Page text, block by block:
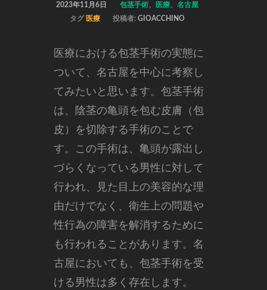
2023年11月6日 包茎手術、 医療、 名古屋
タグ 医療 投稿者: GIOACCHINO
医療における包茎手術の実態に
ついて、名古屋を中心に考察し
てみたいと思います。 包茎手術
は、陰茎の亀頭を包む皮膚（包
皮）を切除する手術のことで
す。この手術は、亀頭が露出し
づらくなっている男性に対して
行われ、見た目上の美容的な理
由だけでなく、衛生上の問題や
性行為の障害を解消するために
も行われることがあります。名
古屋においても、包茎手術を受
ける男性は多く存在します。